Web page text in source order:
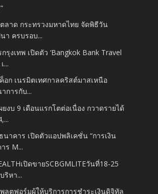
ลาด กระทรวงมหาดไทย จัดพิธีวัน
า ครบรอบ...
รุงเทพ เปิดตัว ‘Bangkok Bank Travel
...
อก เนรมิตเทศกาลคริสต์มาสเหนือ
การกับ...
ยงบ 9 เดือนแรกโตต่อเนื่อง กวาดรายได้
นาคาร เปิดตัวแอปพลิเคชั่น “การเงิน
ร M...
เปิดขายSCBGMLITEวันที่18-25
ริหา...
ลตฟอร์มผู้ให้บริการการชำระเงินดิจิทัล